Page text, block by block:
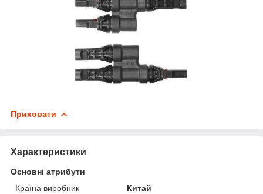
Приховати
Характеристики
Основні атрибути
Країна виробник
Китай